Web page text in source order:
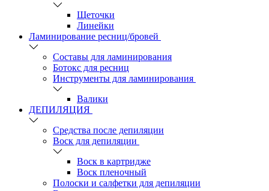
Щеточки
Линейки
Ламинирование ресниц/бровей
Составы для ламинирования
Ботокс для ресниц
Инструменты для ламинирования
Валики
ДЕПИЛЯЦИЯ
Средства после депиляции
Воск для депиляции
Воск в картридже
Воск пленочный
Полоски и салфетки для депиляции